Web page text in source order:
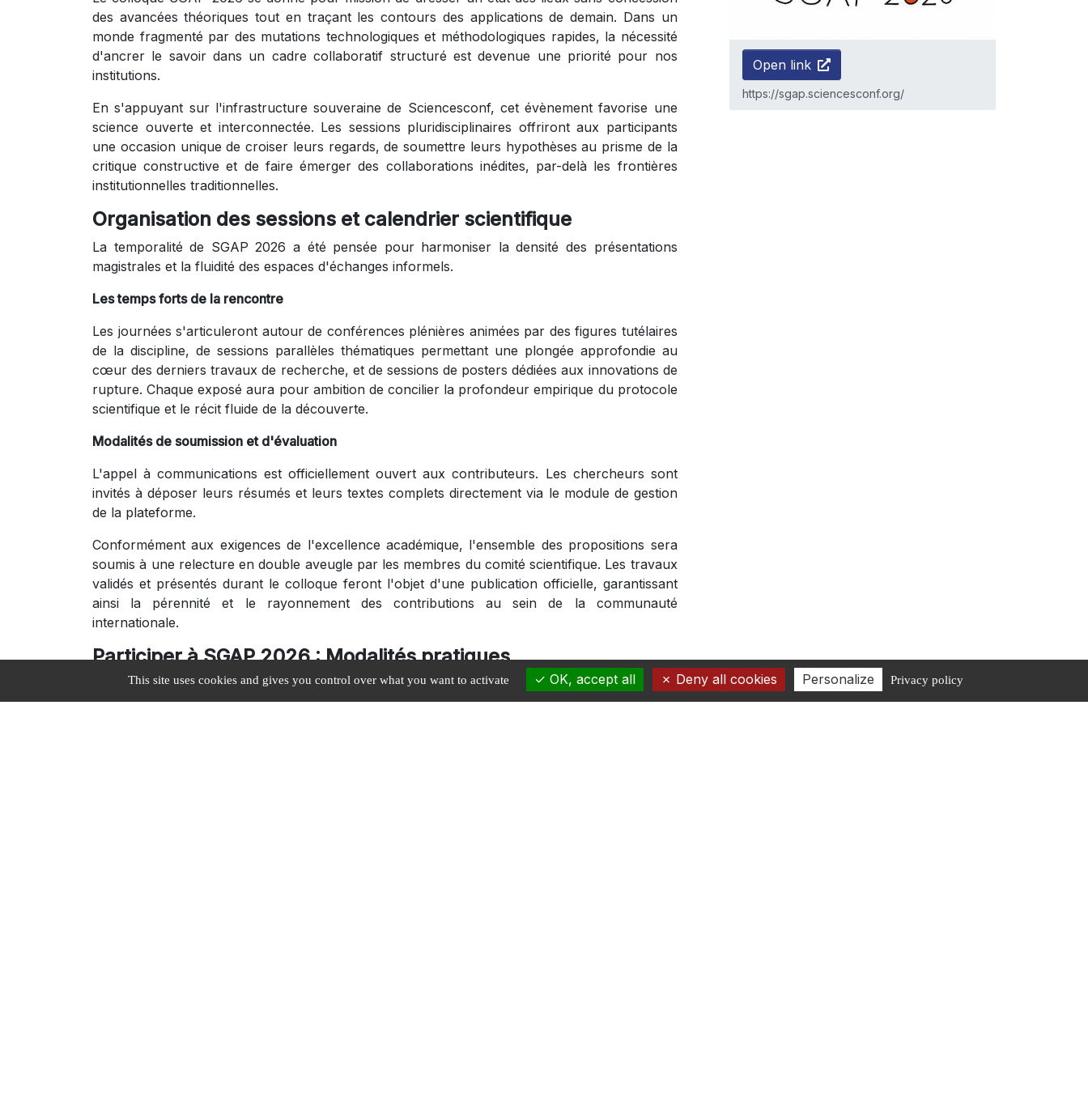
Open link
https://sgap.sciencesconf.org/
des avancées théoriques tout en traçant les contours des applications de demain. Dans un
monde fragmenté par des mutations technologiques et méthodologiques rapides, la nécessité
d'ancrer le savoir dans un cadre collaboratif structuré est devenue une priorité pour nos
institutions.
En s'appuyant sur l'infrastructure souveraine de Sciencesconf, cet évènement favorise une
science ouverte et interconnectée. Les sessions pluridisciplinaires offriront aux participants
une occasion unique de croiser leurs regards, de soumettre leurs hypothèses au prisme de la
critique constructive et de faire émerger des collaborations inédites, par-delà les frontières
institutionnelles traditionnelles.
Organisation des sessions et calendrier scientifique
La temporalité de SGAP 2026 a été pensée pour harmoniser la densité des présentations
magistrales et la fluidité des espaces d'échanges informels.
Les temps forts de la rencontre
Les journées s'articuleront autour de conférences plénières animées par des figures tutélaires
de la discipline, de sessions parallèles thématiques permettant une plongée approfondie au
cœur des derniers travaux de recherche, et de sessions de posters dédiées aux innovations de
rupture. Chaque exposé aura pour ambition de concilier la profondeur empirique du protocole
scientifique et le récit fluide de la découverte.
Modalités de soumission et d'évaluation
L'appel à communications est officiellement ouvert aux contributeurs. Les chercheurs sont
invités à déposer leurs résumés et leurs textes complets directement via le module de gestion
de la plateforme.
Conformément aux exigences de l'excellence académique, l'ensemble des propositions sera
soumis à une relecture en double aveugle par les membres du comité scientifique. Les travaux
validés et présentés durant le colloque feront l'objet d'une publication officielle, garantissant
ainsi la pérennité et le rayonnement des contributions au sein de la communauté
internationale.
Participer à SGAP 2026 : Modalités pratiques
Afin de garantir des conditions d'écoute et d'interaction optimales pour l'ensemble des
congressistes, la gestion des flux logistiques obéit à un calendrier rigoureux.
This site uses cookies and gives you control over what you want to activate OK, accept all Deny all cookies Personalize Privacy policy